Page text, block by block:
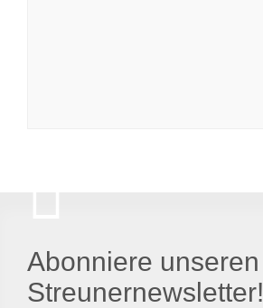
Abonniere unseren
Streunernewsletter!